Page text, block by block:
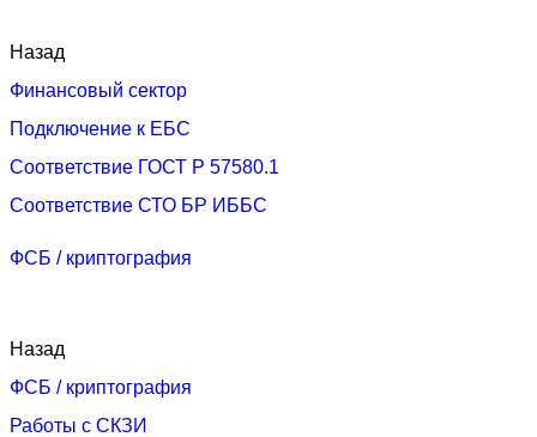
Назад
Финансовый сектор
Подключение к ЕБС
Соответствие ГОСТ Р 57580.1
Соответствие СТО БР ИББС
ФСБ / криптография
Назад
ФСБ / криптография
Работы с СКЗИ